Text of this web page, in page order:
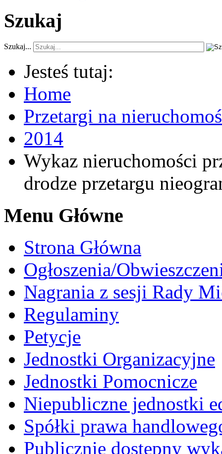
Szukaj
Szukaj...
Jesteś tutaj:
Home
Przetargi na
2014
Wykaz nieruchomości
drodze przetargu
Menu Główne
Strona Główna
Ogłoszenia/
Nagrania z sesji Rady
Regulaminy
Petycje
Jednostki Organizacyjne
Jednostki Pomocnicze
Niepubliczne jednostki
Spółki prawa
Publicznie dostępny